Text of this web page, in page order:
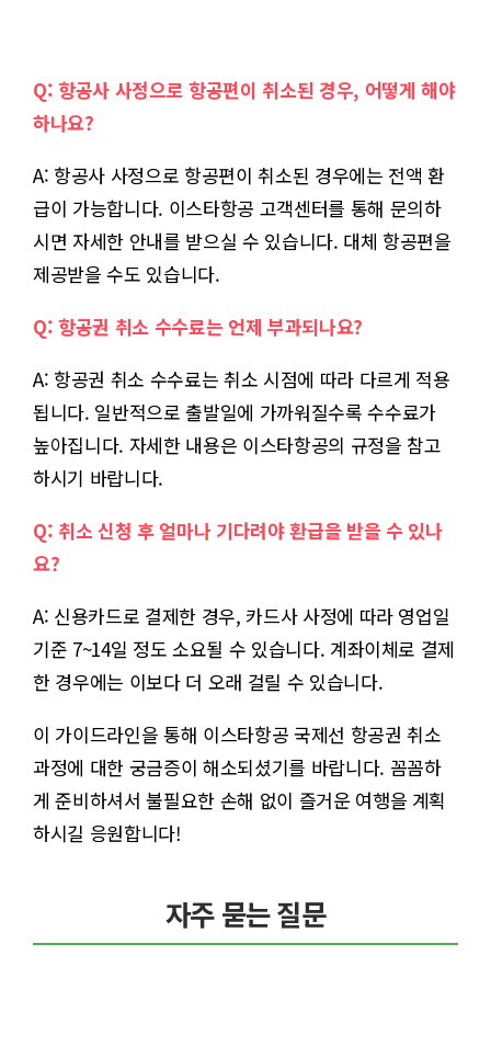
Q: 항공사 사정으로 항공편이 취소된 경우, 어떻게 해야
하나요?
A: 항공사 사정으로 항공편이 취소된 경우에는 전액 환
급이 가능합니다. 이스타항공 고객센터를 통해 문의하
시면 자세한 안내를 받으실 수 있습니다. 대체 항공편을
제공받을 수도 있습니다.
Q: 항공권 취소 수수료는 언제 부과되나요?
A: 항공권 취소 수수료는 취소 시점에 따라 다르게 적용
됩니다. 일반적으로 출발일에 가까워질수록 수수료가
높아집니다. 자세한 내용은 이스타항공의 규정을 참고
하시기 바랍니다.
Q: 취소 신청 후 얼마나 기다려야 환급을 받을 수 있나
요?
A: 신용카드로 결제한 경우, 카드사 사정에 따라 영업일
기준 7~14일 정도 소요될 수 있습니다. 계좌이체로 결제
한 경우에는 이보다 더 오래 걸릴 수 있습니다.
이 가이드라인을 통해 이스타항공 국제선 항공권 취소
과정에 대한 궁금증이 해소되셨기를 바랍니다. 꼼꼼하
게 준비하셔서 불필요한 손해 없이 즐거운 여행을 계획
하시길 응원합니다!
자주 묻는 질문